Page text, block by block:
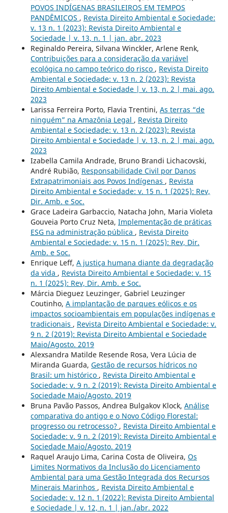
POVOS INDÍGENAS BRASILEIROS EM TEMPOS
PANDÊMICOS , Revista Direito Ambiental e Sociedade:
v. 13 n. 1 (2023): Revista Direito Ambiental e
Sociedade | v. 13, n. 1 | jan. abr. 2023
Reginaldo Pereira, Silvana Winckler, Arlene Renk,
Contribuições para a consideração da variável
ecológica no campo teórico do risco , Revista Direito
Ambiental e Sociedade: v. 13 n. 2 (2023): Revista
Direito Ambiental e Sociedade | v. 13, n. 2 | mai. ago.
2023
Larissa Ferreira Porto, Flavia Trentini, As terras “de
ninguém” na Amazônia Legal , Revista Direito
Ambiental e Sociedade: v. 13 n. 2 (2023): Revista
Direito Ambiental e Sociedade | v. 13, n. 2 | mai. ago.
2023
Izabella Camila Andrade, Bruno Brandi Lichacovski,
André Rubião, Responsabilidade Civil por Danos
Extrapatrimoniais aos Povos Indígenas , Revista
Direito Ambiental e Sociedade: v. 15 n. 1 (2025): Rev,
Dir. Amb. e Soc.
Grace Ladeira Garbaccio, Natacha John, Maria Violeta
Gouveia Porto Cruz Neta, Implementação de práticas
ESG na administração pública , Revista Direito
Ambiental e Sociedade: v. 15 n. 1 (2025): Rev, Dir.
Amb. e Soc.
Enrique Leff, A justiça humana diante da degradação
da vida , Revista Direito Ambiental e Sociedade: v. 15
n. 1 (2025): Rev, Dir. Amb. e Soc.
Márcia Dieguez Leuzinger, Gabriel Leuzinger
Coutinho, A implantação de parques eólicos e os
impactos socioambientais em populações indígenas e
tradicionais , Revista Direito Ambiental e Sociedade: v.
9 n. 2 (2019): Revista Direito Ambiental e Sociedade
Maio/Agosto. 2019
Alexsandra Matilde Resende Rosa, Vera Lúcia de
Miranda Guarda, Gestão de recursos hídricos no
Brasil: um histórico , Revista Direito Ambiental e
Sociedade: v. 9 n. 2 (2019): Revista Direito Ambiental e
Sociedade Maio/Agosto. 2019
Bruna Pavão Passos, Andrea Bulgakov Klock, Análise
comparativa do antigo e o Novo Código Florestal:
progresso ou retrocesso? , Revista Direito Ambiental e
Sociedade: v. 9 n. 2 (2019): Revista Direito Ambiental e
Sociedade Maio/Agosto. 2019
Raquel Araujo Lima, Carina Costa de Oliveira, Os
Limites Normativos da Inclusão do Licenciamento
Ambiental para uma Gestão Integrada dos Recursos
Minerais Marinhos , Revista Direito Ambiental e
Sociedade: v. 12 n. 1 (2022): Revista Direito Ambiental
e Sociedade | v. 12, n. 1 | jan./abr. 2022